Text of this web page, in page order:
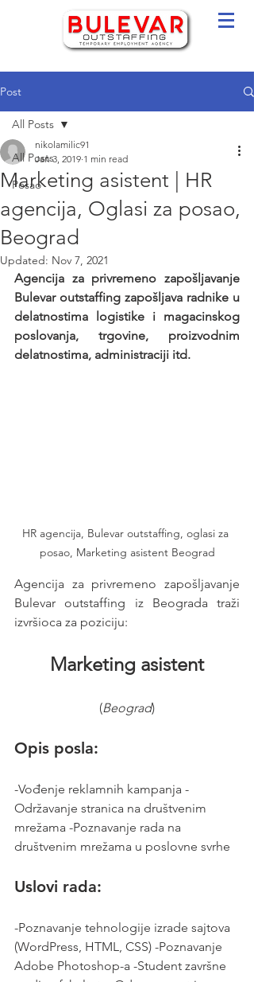
Post
All Posts
Posao
All Posts
Marketing asistent | HR
agencija, Oglasi za posao,
Beograd
nikolamilic91
Jan 3, 2019 1 min read
Updated: Nov 7, 2021
Agencija za privremeno zapošljavanje
Bulevar outstaffing zapošljava radnike u
delatnostima logistike i magacinskog
poslovanja, trgovine, proizvodnim
delatnostima, administraciji itd.
HR agencija, Bulevar outstaffing, oglasi za
posao, Marketing asistent Beograd
Agencija za privremeno zapošljavanje
Bulevar outstaffing iz Beograda traži
izvršioca za poziciju:
Marketing asistent
(Beograd)
Opis posla:
-Vođenje reklamnih kampanja -
Održavanje stranica na društvenim
mrežama -Poznavanje rada na
društvenim mrežama u poslovne svrhe
Uslovi rada:
-Poznavanje tehnologije izrade sajtova
(WordPress, HTML, CSS) -Poznavanje
Adobe Photoshop-a -Student završne